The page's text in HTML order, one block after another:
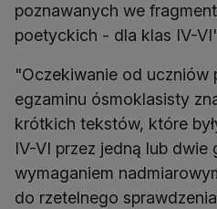
poznawanych we
poetyckich - dla klas IV-
"Oczekiwanie od uczniów
egzaminu ósmoklasisty
krótkich tekstów, które
IV-VI przez jedną lub
wymaganiem
do rzetelnego